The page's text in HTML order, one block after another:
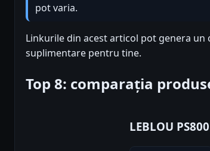
pot varia.
Linkurile din acest articol pot genera
suplimentare pentru tine.
Top 8: comparația
LEBLOU PS800